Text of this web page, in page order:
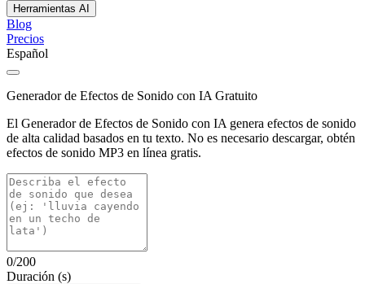
Herramientas AI
Blog
Precios
Español
Generador de Efectos de Sonido con IA Gratuito
El Generador de Efectos de Sonido con IA genera efectos de sonido
de alta calidad basados en tu texto. No es necesario descargar, obtén
efectos de sonido MP3 en línea gratis.
0/200
Duración (s)